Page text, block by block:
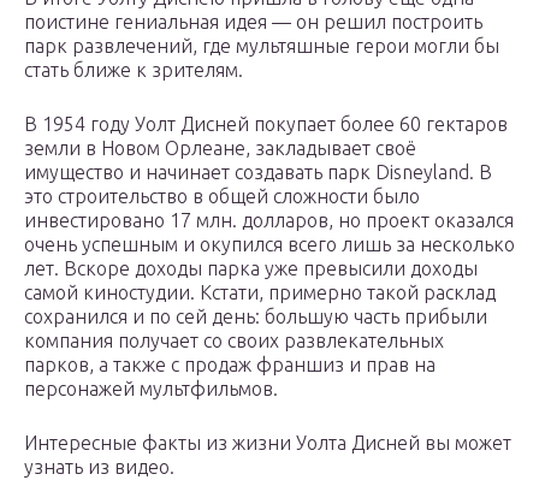
поистине гениальная идея — он решил построить
парк развлечений, где мультяшные герои могли бы
стать ближе к зрителям.
В 1954 году Уолт Дисней покупает более 60 гектаров
земли в Новом Орлеане, закладывает своё
имущество и начинает создавать парк Disneyland. В
это строительство в общей сложности было
инвестировано 17 млн. долларов, но проект оказался
очень успешным и окупился всего лишь за несколько
лет. Вскоре доходы парка уже превысили доходы
самой киностудии. Кстати, примерно такой расклад
сохранился и по сей день: большую часть прибыли
компания получает со своих развлекательных
парков, а также с продаж франшиз и прав на
персонажей мультфильмов.
Интересные факты из жизни Уолта Дисней вы может
узнать из видео.